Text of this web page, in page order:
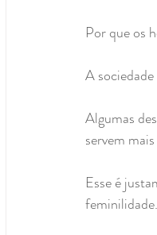
Por que os
A
Algumas
servem
Esse é
feminilidade.